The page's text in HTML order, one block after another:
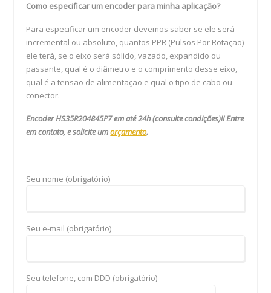
Como especificar um encoder para minha aplicação?
Para especificar um encoder devemos saber se ele será
incremental ou absoluto, quantos PPR (Pulsos Por Rotação)
ele terá, se o eixo será sólido, vazado, expandido ou
passante, qual é o diâmetro e o comprimento desse eixo,
qual é a tensão de alimentação e qual o tipo de cabo ou
conector.
Encoder HS35R204845P7em até 24h (consulte condições)!! Entre
em contato, e solicite umorçamento.
Seu nome (obrigatório)
Seu e-mail (obrigatório)
Seu telefone, com DDD (obrigatório)